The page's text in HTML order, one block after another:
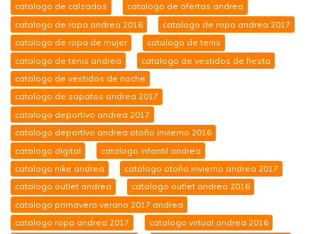
catalogo de calzados
catalogo de ofertas andrea
catalogo de ropa andrea 2016
catalogo de ropa andrea 2017
catalogo de ropa de mujer
catalogo de tenis
catalogo de tenis andrea
catalogo de vestidos de fiesta
catalogo de vestidos de noche
catalogo de zapatos andrea 2017
catalogo deportivo andrea 2017
catalogo deportivo andrea otoño invierno 2016
catalogo digital
catalogo infantil andrea
catalogo nike andrea
catalogo otoño invierno andrea 2017
catalogo outlet andrea
catalogo outlet andrea 2016
catalogo primavera verano 2017 andrea
catalogo ropa andrea 2017
catalogo virtual andrea 2016